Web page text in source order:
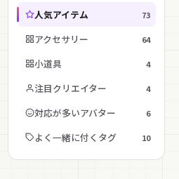
人気アイテム 73
アクセサリー 64
小道具 4
注目クリエイター 4
対応が多いアバター 6
よく一緒に付くタグ 10